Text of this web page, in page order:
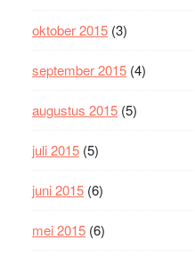
oktober 2015(3)
september 2015(4)
augustus 2015(5)
juli 2015(5)
juni 2015(6)
mei 2015(6)